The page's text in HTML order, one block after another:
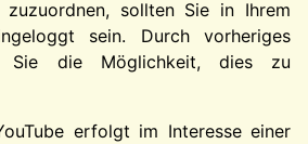
zuzuordnen, sollten Sie in Ihrem
sein. Durch vorheriges
Sie die Möglichkeit, dies zu
erfolgt im Interesse einer